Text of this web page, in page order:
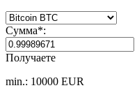
Сумма*:
Получаете
min.: 10000 EUR